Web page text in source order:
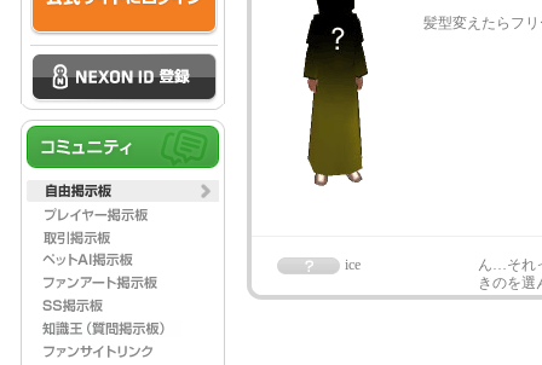
髪型変えたらフ
ice
ん…それ
きのを